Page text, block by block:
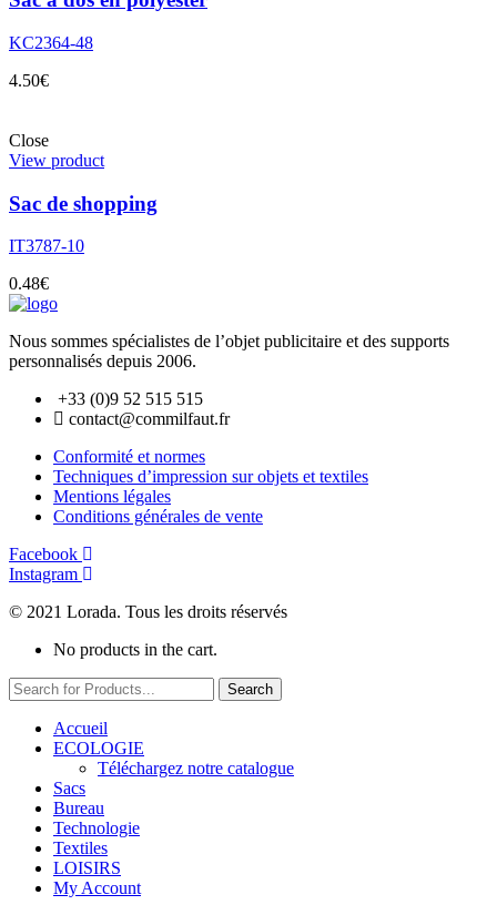
KC2364-48
4.50€
Close
View product
Sac de shopping
IT3787-10
0.48€
Nous sommes spécialistes de l’objet publicitaire et des supports
personnalisés depuis 2006.
+33 (0)9 52 515 515
contact@commilfaut.fr
Conformité et normes
Techniques d’impression sur objets et textiles
Mentions légales
Conditions générales de vente
Facebook
Instagram
© 2021 Lorada. Tous les droits réservés
No products in the cart.
Search
Accueil
ECOLOGIE
Téléchargez notre catalogue
Sacs
Bureau
Technologie
Textiles
LOISIRS
My Account